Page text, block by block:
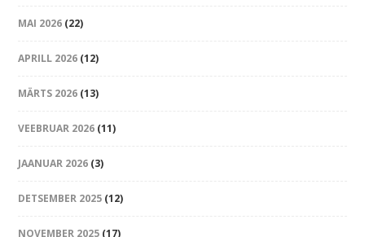
MAI 2026 (22)
APRILL 2026 (12)
MÄRTS 2026 (13)
VEEBRUAR 2026 (11)
JAANUAR 2026 (3)
DETSEMBER 2025 (12)
NOVEMBER 2025 (17)